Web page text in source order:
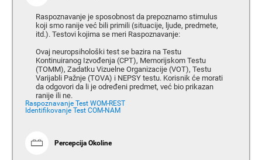
Raspoznavanje je sposobnost da prepoznamo stimulus
koji smo ranije već bili primili (situacije, ljude, predmete,
itd.). Testovi kojima se meri Raspoznavanje:
Ovaj neuropsihološki test se bazira na Testu
Kontinuiranog Izvođenja (CPT), Memorijskom Testu
(TOMM), Zadatku Vizuelne Organizacije (VOT), Testu
Varijabli Pažnje (TOVA) i NEPSY testu. Korisnik će morati
da odgovori da li je određeni predmet, već bio prikazan
ranije ili ne.
Raspoznavanje Test WOM-REST
Identifikovanje Test COM-NAM
Percepcija Okoline